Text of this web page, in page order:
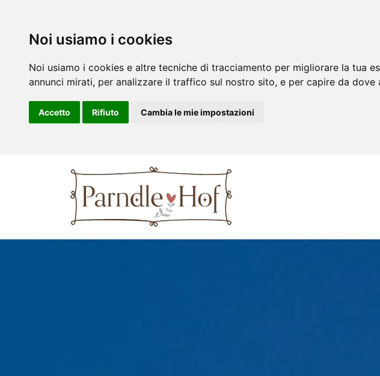
Noi usiamo i cookies
Noi usiamo i cookies e altre tecniche di tracciamento per migliorare la tua
annunci mirati, per analizzare il traffico sul nostro sito, e per capire da
Accetto Rifiuto Cambia le mie impostazioni
Maso
Agritursimo
Prezzi
Contatto
Richiesta